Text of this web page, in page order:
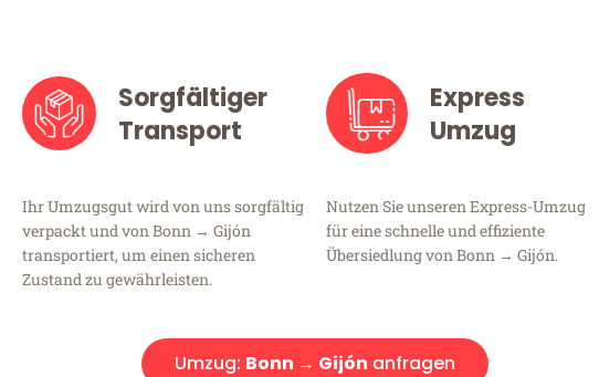
Sorgfältiger
Transport
Ihr Umzugsgut wird von uns sorgfältig
verpackt und von Bonn → Gijón
transportiert, um einen sicheren
Zustand zu gewährleisten.
Express
Umzug
Nutzen Sie unseren Express-Umzug
für eine schnelle und effiziente
Übersiedlung von Bonn → Gijón.
Umzug: Bonn → Gijón anfragen